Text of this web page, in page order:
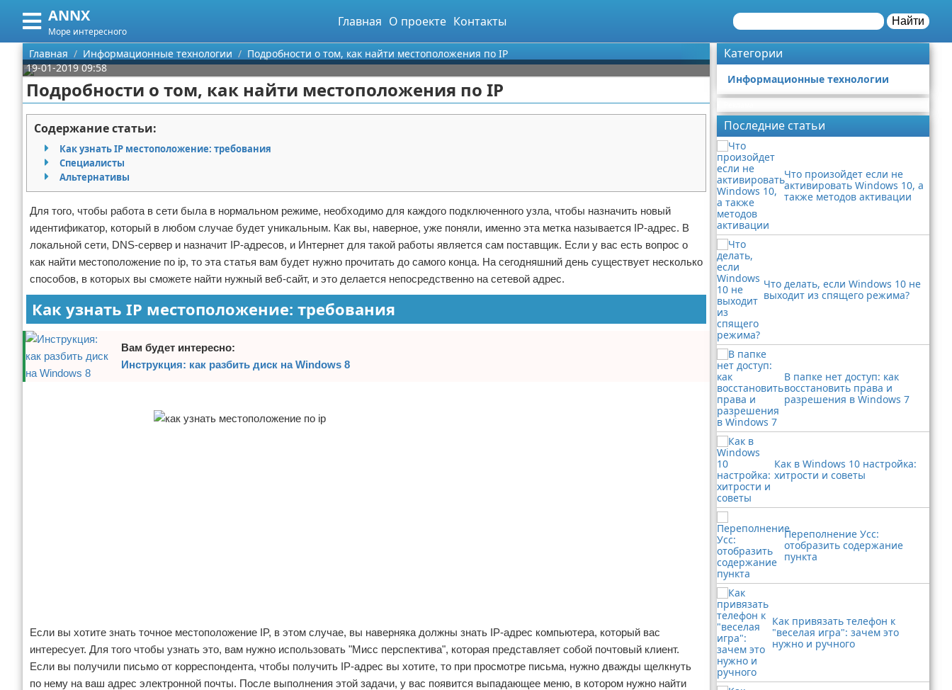
ANNX
Море интересного
Главная О проекте Контакты Найти
Меню
Главная
Категории
Информационные технологии
Поиск
О проекте
Контакты
Сотрудничество
Размещение рекламы
Для правообладателей
Условия предоставления информации
Отказ от ответственности
Главная Информационные технологии
Подробности о том, как найти местоположения по IP
19-01-2019 09:58
Подробности о том, как найти местоположения по IP
Содержание статьи:
Как узнать IP местоположение: требования
Специалисты
Альтернативы
Для того, чтобы работа в сети была в нормальном режиме, необходимо для каждого подключенного узла, чтобы назначить новый
идентификатор, который в любом случае будет уникальным. Как вы, наверное, уже поняли, именно эта метка называется IP-адрес. В
локальной сети, DNS-сервер и назначит IP-адресов, и Интернет для такой работы является сам поставщик. Если у вас есть вопрос о
как найти местоположение по ip, то эта статья вам будет нужно прочитать до самого конца. На сегодняшний день существует несколько
способов, в которых вы сможете найти нужный веб-сайт, и это делается непосредственно на сетевой адрес.
Как узнать IP местоположение: требования
Вам будет интересно:
Инструкция: как разбить диск на Windows 8
Если вы хотите знать точное местоположение IP, в этом случае, вы наверняка должны знать IP-адрес компьютера, который вас
интересует. Для того чтобы узнать это, вам нужно использовать "Мисс перспектива", которая представляет собой почтовый клиент.
Если вы получили письмо от корреспондента, чтобы получить IP-адрес вы хотите, то при просмотре письма, нужно дважды щелкнуть
по нему на ваш адрес электронной почты. После выполнения этой задачи, у вас появится выпадающее меню, в котором нужно найти
Категории
Информационные технологии
Последние статьи
Что произойдет если не
активировать Windows 10, а
также методов активации
Что делать, если Windows 10 не
выходит из спящего режима?
В папке нет доступ: как
восстановить права и
разрешения в Windows 7
Как в Windows 10 настройка:
хитрости и советы
Переполнение Усс:
отобразить содержание
пункта
Как привязать телефон к
"веселая игра": зачем это
нужно и ручного